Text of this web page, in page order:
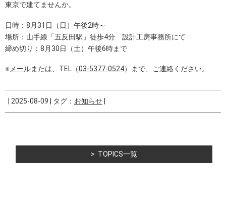
東京で建てませんか。
日時：8月31日（日）午後2時～
場所：山手線「五反田駅」徒歩4分 設計工房事務所にて
締め切り：8月30日（土）午後6時まで
※ メールまたは、TEL（03-5377-0524）まで、ご連絡ください。
2025-08-09 タグ： お知らせ
TOPICS一覧